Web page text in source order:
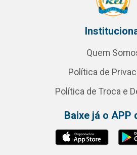
Quem
Política de
Política de Troca e
Baixe já o APP